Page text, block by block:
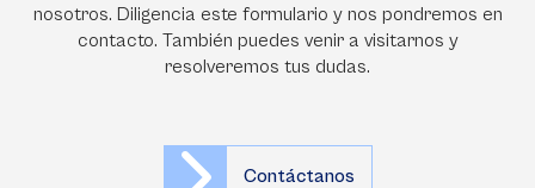
nosotros. Diligencia este formulario y nos pondremos en
contacto. También puedes venir a visitarnos y
resolveremos tus dudas.
Contáctanos